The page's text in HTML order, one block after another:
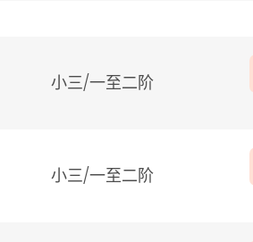
小三/一至二阶
小三/一至二阶